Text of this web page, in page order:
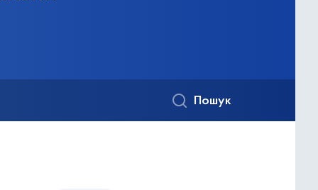
Пошук